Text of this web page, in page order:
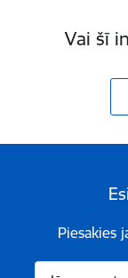
Vai šī
Piesakies